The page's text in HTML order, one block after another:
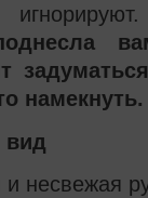
игнорируют.
намекнуть.
вид
несвежая